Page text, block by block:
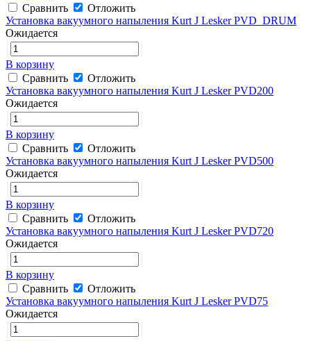
Сравнить
Отложить
Установка вакуумного напыления Kurt J Lesker PVD_DRUM
Ожидается
В корзину
Сравнить
Отложить
Установка вакуумного напыления Kurt J Lesker PVD200
Ожидается
В корзину
Сравнить
Отложить
Установка вакуумного напыления Kurt J Lesker PVD500
Ожидается
В корзину
Сравнить
Отложить
Установка вакуумного напыления Kurt J Lesker PVD720
Ожидается
В корзину
Сравнить
Отложить
Установка вакуумного напыления Kurt J Lesker PVD75
Ожидается